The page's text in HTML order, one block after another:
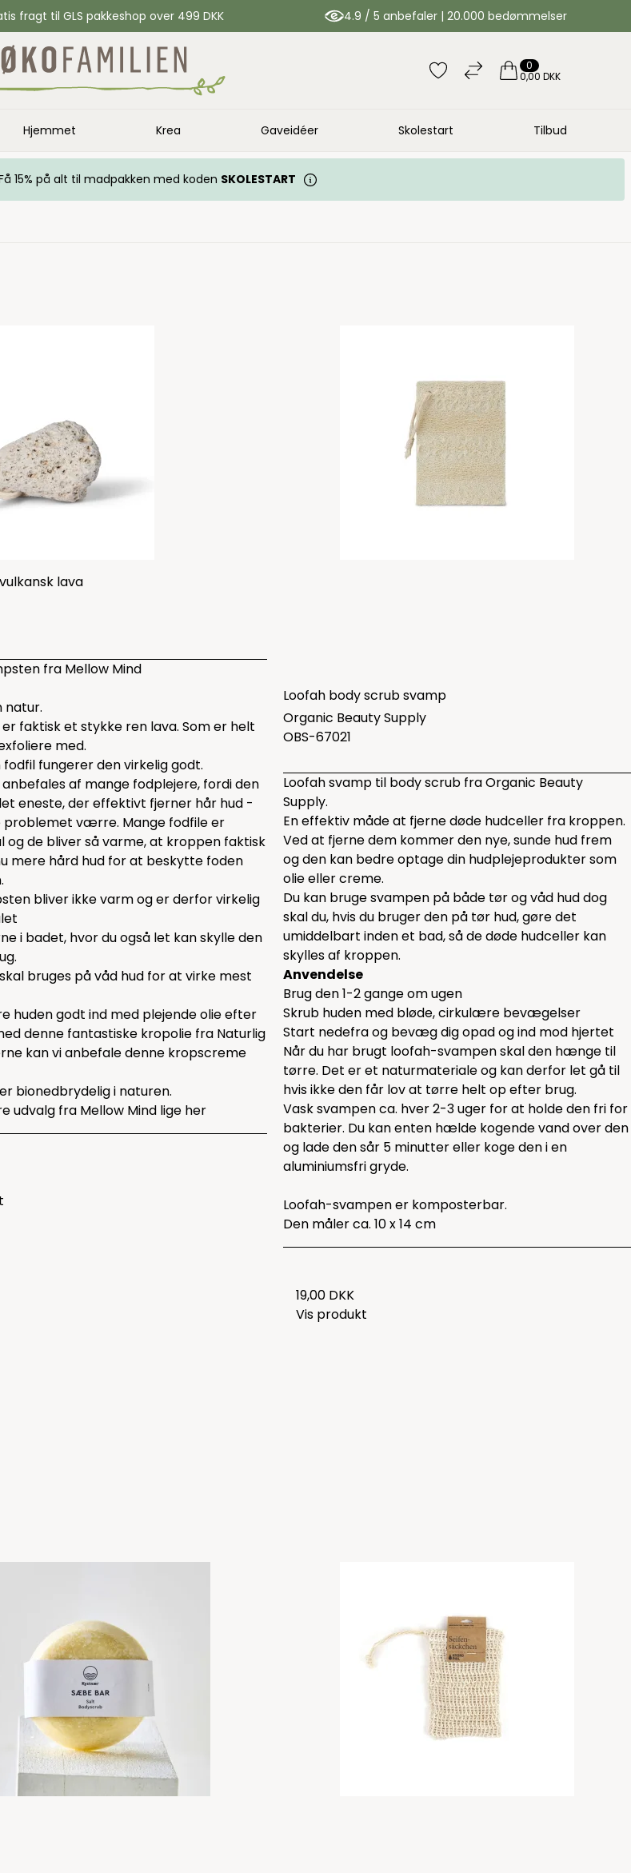
fragt til GLS pakkeshop over 499 DKK 4.9 / 5 anbefaler | 20.000 bedømmelser
0
0,00 DKK
Hjemmet Krea Gaveidéer Skolestart Tilbud
Få 15% på alt til madpakken med koden SKOLESTART
lava
fra Mellow Mind
natur.
faktisk et stykke ren lava. Som er helt
med.
fungerer den virkelig godt.
af mange fodplejere, fordi den
eneste, der effektivt fjerner hår hud -
problemet værre. Mange fodfile er
og de bliver så varme, at kroppen faktisk
mere hård hud for at beskytte foden
bliver ikke varm og er derfor virkelig
i badet, hvor du også let kan skylle den
bruges på våd hud for at virke mest
huden godt ind med plejende olie efter
denne fantastiske kropolie fra Naturlig
kan vi anbefaledennekropscreme
bionedbrydelig i naturen.
udvalg fra Mellow Mind lige her
Loofah body scrub svamp
Organic Beauty Supply
OBS-67021
Loofah svamp til body scrub fra Organic Beauty
Supply.
En effektiv måde at fjerne døde hudceller fra kroppen.
Ved at fjerne dem kommer den nye, sunde hud frem
og den kan bedre optage din hudplejeprodukter som
olie eller creme.
Du kan bruge svampen på både tør og våd hud dog
skal du, hvis du bruger den på tør hud, gøre det
umiddelbart inden et bad, så de døde hudceller kan
skylles af kroppen.
Anvendelse
Brug den 1-2 gange om ugen
Skrub huden med bløde, cirkulære bevægelser
Start nedefra og bevæg dig opad og ind mod hjertet
Når du har brugt loofah-svampen skal den hænge til
tørre. Det er et naturmateriale og kan derfor let gå til
hvis ikke den får lov at tørre helt op efter brug.
Vask svampen ca. hver 2-3 uger for at holde den fri for
bakterier. Du kan enten hælde kogende vand over den
og lade den sår 5 minutter eller koge den i en
aluminiumsfri gryde.
Loofah-svampen er komposterbar.
Den måler ca. 10 x 14 cm
19,00 DKK
Vis produkt